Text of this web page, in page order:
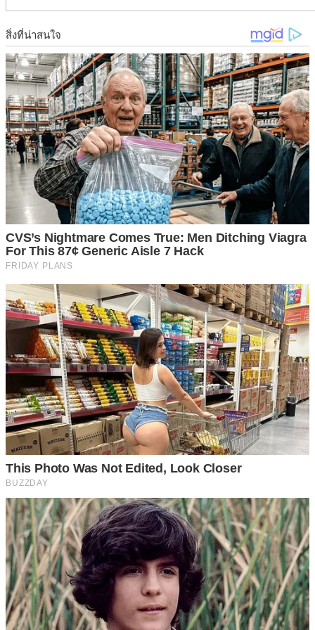
ถ้าเรากำลังขับรถอยู่แล้วรถใหญ่ด้านหน้าเปิดไฟเลี้ยวสลับกัน
แบบ ซ้ายที-ขวาที เป็นการเตือนและบอกให้เรารู้ว่า “ให้ระวัง
ข้างหน้า และให้เราชะลอความเร็วลง” อาจเป็นเพราะถนนด้าน
หน้ากำลังเกิดอุ บั ติ ห ตุหรือมีรถที่เบรกกระทันหัน ทำให้รถ
บรรทุกต้องลดความเร็วลงรวมทั้งบอกให้เรารู้ว่าให้ขับรถให้ช้า
ลงด้วย และเราไม่ควรที่จะแซงโดยเด็ดขาด
2 ข้างหน้ามีเหตุ
ในขณะที่เรากำลังขับรถอยู่แล้วรถบรรทุกที่วิ่งอีกเลนหนึ่ง หรือ
รถที่วิ่งสวนเรามากระพริบไฟสูงหลายครั้ง เป็นการส่งสัญญาณ
บอกให้เรารู้ว่า ข้างหน้ามีด่าน หรือ ข้างหน้ามีเ ห ตุเกิดขึ้น ให้
เราลดความเร็วลงเพื่อความป ล อ ด ภั ย รถอีกฝั่งหนึ่งจะมอง
เห็นสิ่งที่เกิดอยู่ด้านหน้าของเรา คนขับรถบรรทุกส่วนมากจะ
ทำการกระพริบไฟเพื่อเป็นการเตือนให้เรารู้ว่าไม่ควรขับเร็วหรือ
ให้ระวัง